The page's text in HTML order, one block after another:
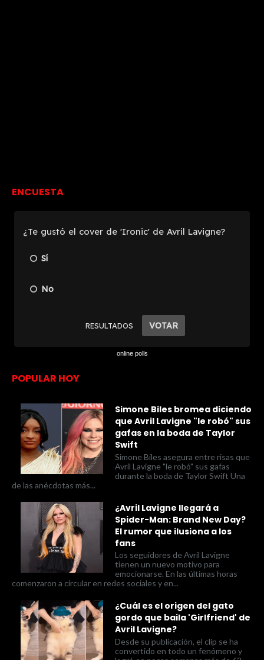
ENCUESTA
online polls
POPULAR HOY
Simone Biles bromea diciendo
que Avril Lavigne "le robó" sus
gafas en la boda de Taylor
Swift
Simone Biles asegura entre risas que
Avril Lavigne "le robó" sus gafas
durante la boda de Taylor Swift Una
de las anécdotas más...
¿Avril Lavigne llegará a
Spider-Man: Brand New Day?
El rumor que ilusiona a los
fans
Los seguidores de Avril Lavigne
tienen un nuevo motivo para
emocionarse. En las últimas horas
comenzaron a circular en redes sociales y en...
¿Cuál es el origen del gato
gordo que baila 'Girlfriend' de
Avril Lavigne?
Desde su publicación, el clip se ha
convertido en todo un fenómeno y